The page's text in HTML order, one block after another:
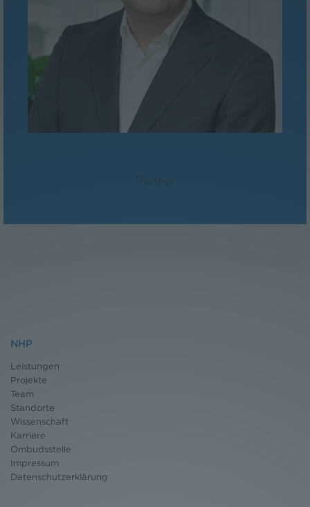
Partner
NHP
Leistungen
Projekte
Team
Standorte
Wissenschaft
Karriere
Ombudsstelle
Impressum
Datenschutzerklärung